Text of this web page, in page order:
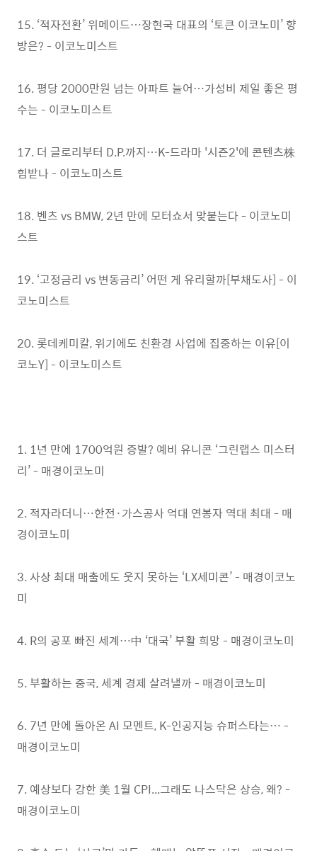
15. ‘적자전환’ 위메이드…장현국 대표의 ‘토큰 이코노미’ 향
방은? - 이코노미스트
16. 평당 2000만원 넘는 아파트 늘어…가성비 제일 좋은 평
수는 - 이코노미스트
17. 더 글로리부터 D.P.까지…K-드라마 '시즌2'에 콘텐츠株
힘받나 - 이코노미스트
18. 벤츠 vs BMW, 2년 만에 모터쇼서 맞붙는다 - 이코노미
스트
19. ‘고정금리 vs 변동금리’ 어떤 게 유리할까[부채도사] - 이
코노미스트
20. 롯데케미칼, 위기에도 친환경 사업에 집중하는 이유[이
코노Y] - 이코노미스트
1. 1년 만에 1700억원 증발? 예비 유니콘 ‘그린랩스 미스터
리’ - 매경이코노미
2. 적자라더니…한전·가스공사 억대 연봉자 역대 최대 - 매
경이코노미
3. 사상 최대 매출에도 웃지 못하는 ‘LX세미콘’ - 매경이코노
미
4. R의 공포 빠진 세계…中 ‘대국’ 부활 희망 - 매경이코노미
5. 부활하는 중국, 세계 경제 살려낼까 - 매경이코노미
6. 7년 만에 돌아온 AI 모멘트, K-인공지능 슈퍼스타는… -
매경이코노미
7. 예상보다 강한 美 1월 CPI...그래도 나스닥은 상승, 왜? -
매경이코노미